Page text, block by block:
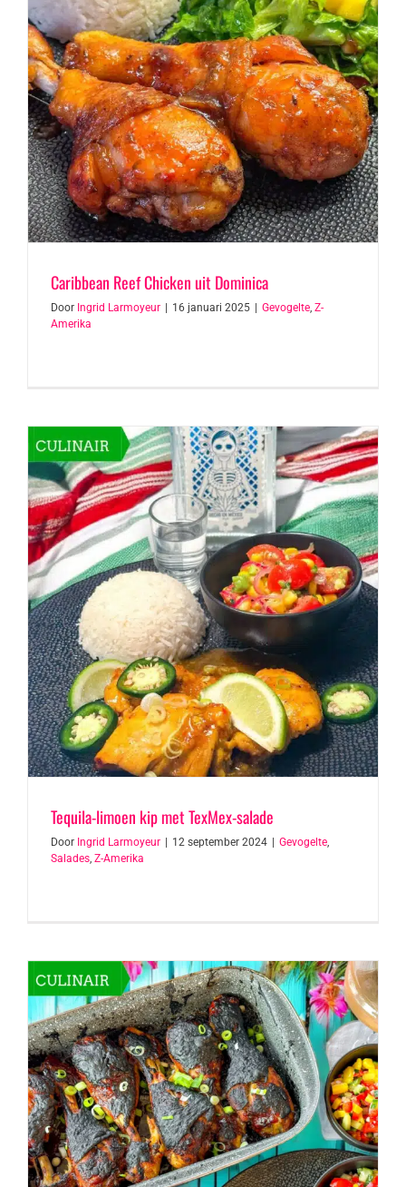
Caribbean Reef Chicken uit Dominica
Door Ingrid Larmoyeur 16 januari 2025 Gevogelte, Z-
Amerika
Tequila-limoen kip met TexMex-salade
Door Ingrid Larmoyeur 12 september 2024 Gevogelte,
Salades, Z-Amerika